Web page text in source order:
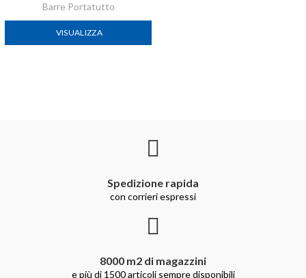
Barre Portatutto
VISUALIZZA
Spedizione rapida
con corrieri espressi
8000 m2 di magazzini
e più di 1500 articoli sempre disponibili